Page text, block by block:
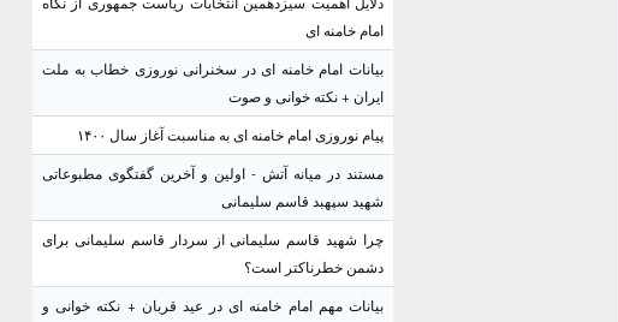
امام خامنه ای
بیانات امام خامنه ای در سخنرانی نوروزی خطاب به ملت
ایران + نکته خوانی و صوت
پیام نوروزی امام خامنه ای به مناسبت آغاز سال ۱۴۰۰
مستند در میانه آتش - اولین و آخرین گفتگوی مطبوعاتی
شهید سپهبد قاسم سلیمانی
چرا شهید قاسم سلیمانی از سردار قاسم سلیمانی برای
دشمن خطرناکتر است؟
بیانات مهم امام خامنه ای در عید قربان + نکته خوانی و